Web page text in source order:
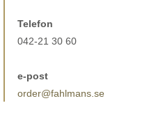
Telefon
042-21 30 60
e-post
order@fahlmans.se